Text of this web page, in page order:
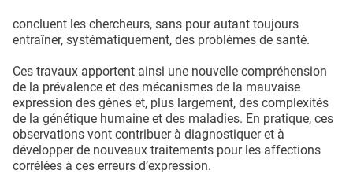
concluent les chercheurs, sans pour autant toujours
entraîner, systématiquement, des problèmes de santé.
Ces travaux apportent ainsi une nouvelle compréhension
de la prévalence et des mécanismes de la mauvaise
expression des gènes et, plus largement, des complexités
de la génétique humaine et des maladies. En pratique, ces
observations vont contribuer à diagnostiquer et à
développer de nouveaux traitements pour les affections
corrélées à ces erreurs d’expression.